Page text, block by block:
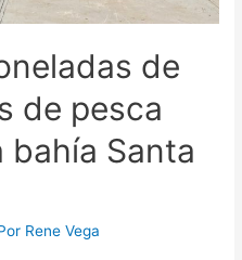
de
de pesca
bahía Santa
Rene Vega